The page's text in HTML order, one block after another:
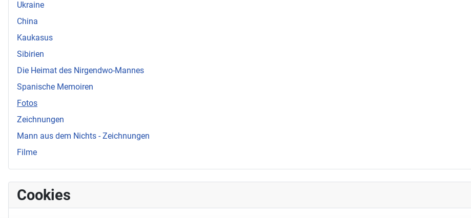
Ukraine
China
Kaukasus
Sibirien
Die Heimat des Nirgendwo-Mannes
Spanische Memoiren
Fotos
Zeichnungen
Mann aus dem Nichts - Zeichnungen
Filme
Cookies